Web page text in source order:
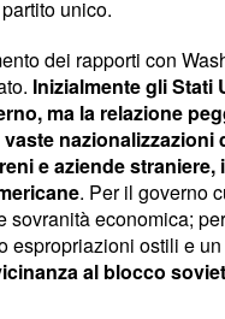
unico.
dei rapporti con
Inizialmente gli
ma la relazione
nazionalizzazioni
e aziende straniere,
. Per il governo
sovranità economica;
espropriazioni ostili e un
al blocco